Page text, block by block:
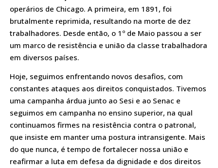
operários de Chicago. A primeira, em 1891, foi
brutalmente reprimida, resultando na morte de dez
trabalhadores. Desde então, o 1º de Maio passou a ser
um marco de resistência e união da classe trabalhadora
em diversos países.
Hoje, seguimos enfrentando novos desafios, com
constantes ataques aos direitos conquistados. Tivemos
uma campanha árdua junto ao Sesi e ao Senac e
seguimos em campanha no ensino superior, na qual
continuamos firmes na resistência contra o patronal,
que insiste em manter uma postura intransigente. Mais
do que nunca, é tempo de fortalecer nossa união e
reafirmar a luta em defesa da dignidade e dos direitos